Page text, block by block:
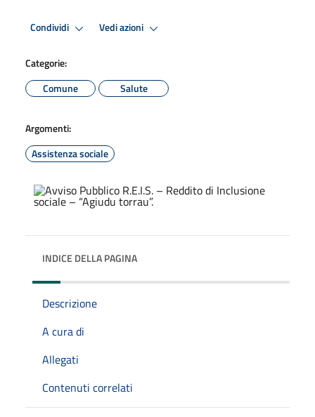
Condividi Vedi azioni
Categorie:
Comune
Salute
Argomenti:
Assistenza sociale
INDICE DELLA PAGINA
Descrizione
A cura di
Allegati
Contenuti correlati